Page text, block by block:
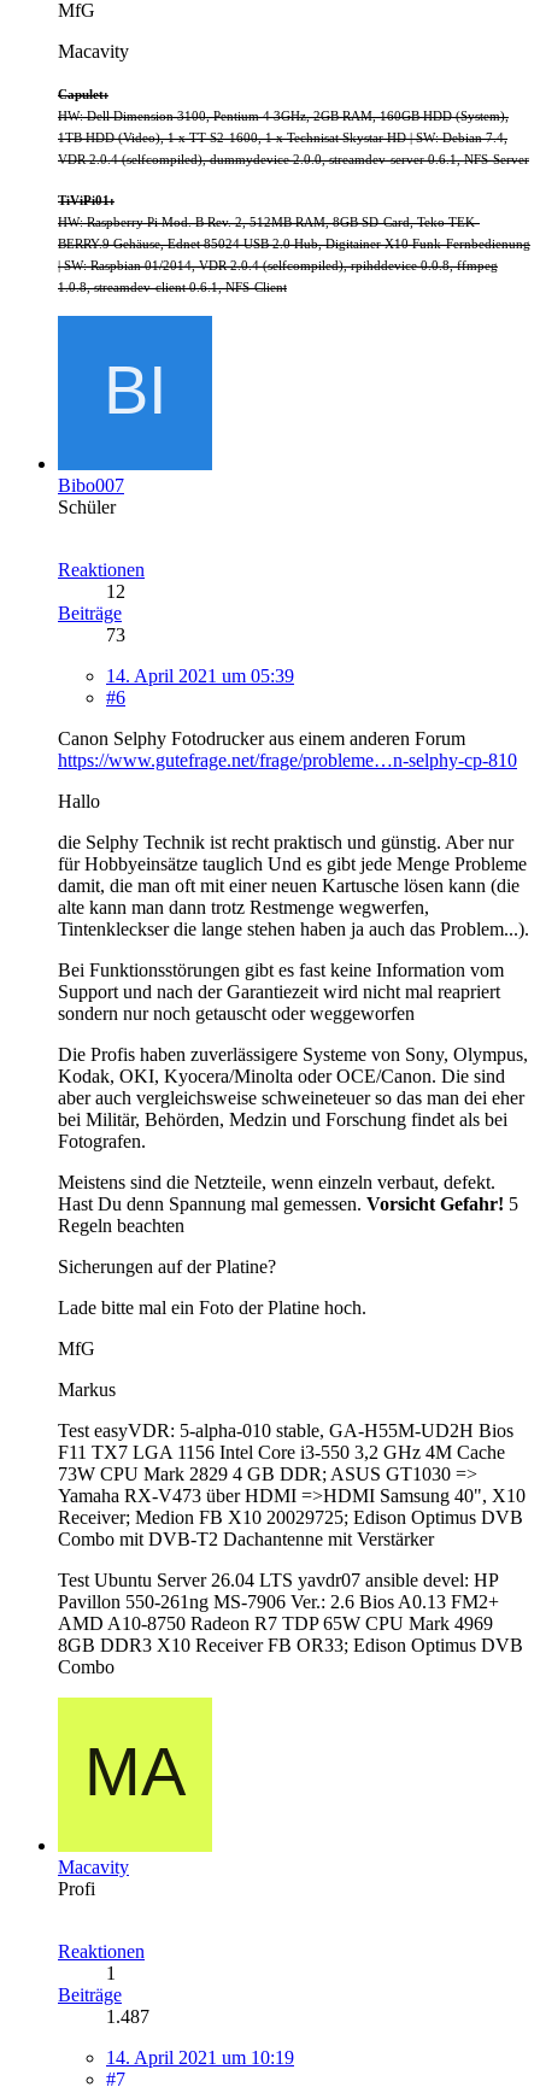
MfG
Macavity
Capulet:
HW: Dell Dimension 3100, Pentium 4 3GHz, 2GB RAM, 160GB HDD (System),
1TB HDD (Video), 1 x TT S2-1600, 1 x Technisat Skystar HD | SW: Debian 7.4,
VDR 2.0.4 (selfcompiled), dummydevice 2.0.0, streamdev-server 0.6.1, NFS-Server
TiViPi01:
HW: Raspberry Pi Mod. B Rev. 2, 512MB RAM, 8GB SD-Card, Teko TEK-
BERRY.9 Gehäuse, Ednet 85024 USB 2.0 Hub, Digitainer X10 Funk-Fernbedienung
| SW: Raspbian 01/2014, VDR 2.0.4 (selfcompiled), rpihddevice 0.0.8, ffmpeg
1.0.8, streamdev-client 0.6.1, NFS-Client
Bibo007
Schüler
Reaktionen
12
Beiträge
73
14. April 2021 um 05:39
#6
Canon Selphy Fotodrucker aus einem anderen Forum
https://www.gutefrage.net/frage/probleme…n-selphy-cp-810
Hallo
die Selphy Technik ist recht praktisch und günstig. Aber nur
für Hobbyeinsätze tauglich Und es gibt jede Menge Probleme
damit, die man oft mit einer neuen Kartusche lösen kann (die
alte kann man dann trotz Restmenge wegwerfen,
Tintenkleckser die lange stehen haben ja auch das Problem...).
Bei Funktionsstörungen gibt es fast keine Information vom
Support und nach der Garantiezeit wird nicht mal reapriert
sondern nur noch getauscht oder weggeworfen
Die Profis haben zuverlässigere Systeme von Sony, Olympus,
Kodak, OKI, Kyocera/Minolta oder OCE/Canon. Die sind
aber auch vergleichsweise schweineteuer so das man dei eher
bei Militär, Behörden, Medzin und Forschung findet als bei
Fotografen.
Meistens sind die Netzteile, wenn einzeln verbaut, defekt.
Hast Du denn Spannung mal gemessen. Vorsicht Gefahr! 5
Regeln beachten
Sicherungen auf der Platine?
Lade bitte mal ein Foto der Platine hoch.
MfG
Markus
Test easyVDR: 5-alpha-010 stable, GA-H55M-UD2H Bios
F11 TX7 LGA 1156 Intel Core i3-550 3,2 GHz 4M Cache
73W CPU Mark 2829 4 GB DDR; ASUS GT1030 =>
Yamaha RX-V473 über HDMI =>HDMI Samsung 40", X10
Receiver; Medion FB X10 20029725; Edison Optimus DVB
Combo mit DVB-T2 Dachantenne mit Verstärker
Test Ubuntu Server 26.04 LTS yavdr07 ansible devel: HP
Pavillon 550-261ng MS-7906 Ver.: 2.6 Bios A0.13 FM2+
AMD A10-8750 Radeon R7 TDP 65W CPU Mark 4969
8GB DDR3 X10 Receiver FB OR33; Edison Optimus DVB
Combo
Macavity
Profi
Reaktionen
1
Beiträge
1.487
14. April 2021 um 10:19
#7